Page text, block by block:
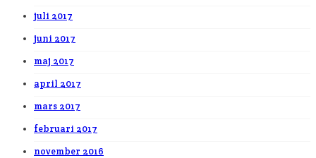
juli 2017
juni 2017
maj 2017
april 2017
mars 2017
februari 2017
november 2016